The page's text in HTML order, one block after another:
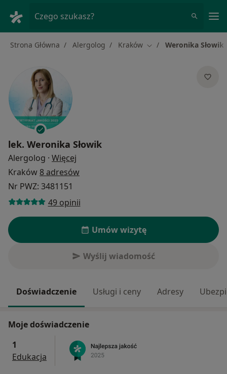
Czego szukasz?
Strona Główna Alergolog Kraków Zmień miasto
Weronika Słowik
lek. Weronika Słowik
Alergolog · Więcej
Kraków 8 adresów
Nr PWZ: 3481151
49 opinii
Umów wizytę
Wyślij wiadomość
Doświadczenie Usługi i ceny Adresy
Moje doświadczenie
1
Edukacja